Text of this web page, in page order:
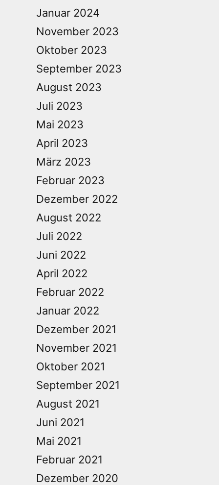
Januar 2024
November 2023
Oktober 2023
September 2023
August 2023
Juli 2023
Mai 2023
April 2023
März 2023
Februar 2023
Dezember 2022
August 2022
Juli 2022
Juni 2022
April 2022
Februar 2022
Januar 2022
Dezember 2021
November 2021
Oktober 2021
September 2021
August 2021
Juni 2021
Mai 2021
Februar 2021
Dezember 2020